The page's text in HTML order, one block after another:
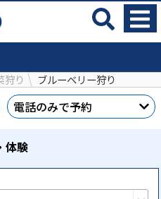
狩り ブルーベリー狩り
電話のみで予約
体験